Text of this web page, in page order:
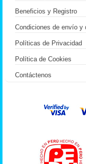
Beneficios y Registro
Condiciones de envío y
Políticas de Privacidad
Política de Cookies
Contáctenos